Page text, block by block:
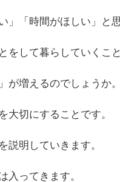
」「時間がほしい」と
をして暮らしていくこ
が増えるのでしょうか。
大切にすることです。
説明していきます。
入ってきます。